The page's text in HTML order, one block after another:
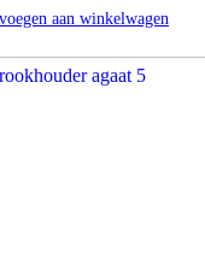
aan winkelwagen